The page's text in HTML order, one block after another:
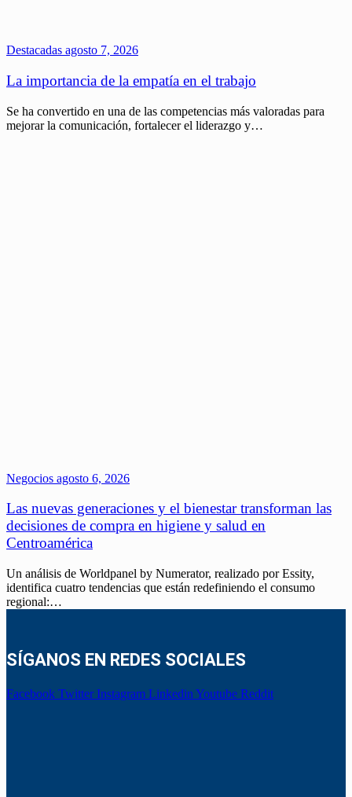
Destacadas agosto 7, 2026
La importancia de la empatía en el trabajo
Se ha convertido en una de las competencias más valoradas para
mejorar la comunicación, fortalecer el liderazgo y…
Negocios agosto 6, 2026
Las nuevas generaciones y el bienestar transforman las
decisiones de compra en higiene y salud en
Centroamérica
Un análisis de Worldpanel by Numerator, realizado por Essity,
identifica cuatro tendencias que están redefiniendo el consumo
regional:…
SÍGANOS EN REDES SOCIALES
Facebook Twitter Instagram Linkedin Youtube Reddit